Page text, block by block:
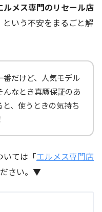
ルメス専門のリセール店
いう不安をまるごと解
だけど、人気モデル
なとき真贋保証のあ
、使うときの気持ち
いては「エルメス専門店
ださい。▼